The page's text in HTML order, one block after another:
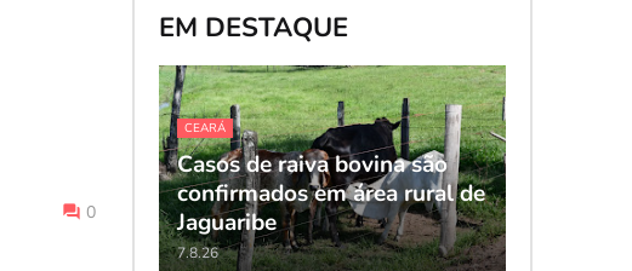
0
EM DESTAQUE
CEARÁ
Casos de raiva bovina são
confirmados em área rural de
Jaguaribe
7.8.26